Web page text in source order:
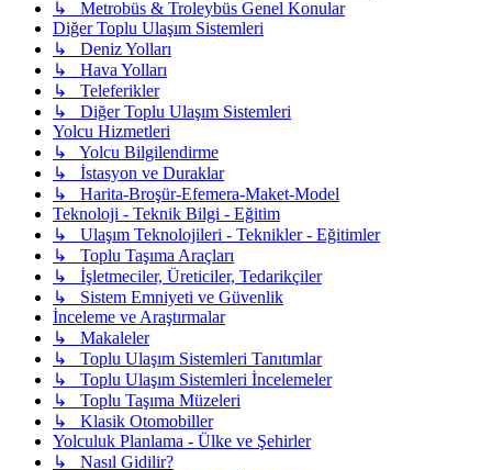
↳ Metrobüs & Troleybüs Genel Konular
Diğer Toplu Ulaşım Sistemleri
↳ Deniz Yolları
↳ Hava Yolları
↳ Teleferikler
↳ Diğer Toplu Ulaşım Sistemleri
Yolcu Hizmetleri
↳ Yolcu Bilgilendirme
↳ İstasyon ve Duraklar
↳ Harita-Broşür-Efemera-Maket-Model
Teknoloji - Teknik Bilgi - Eğitim
↳ Ulaşım Teknolojileri - Teknikler - Eğitimler
↳ Toplu Taşıma Araçları
↳ İşletmeciler, Üreticiler, Tedarikçiler
↳ Sistem Emniyeti ve Güvenlik
İnceleme ve Araştırmalar
↳ Makaleler
↳ Toplu Ulaşım Sistemleri Tanıtımlar
↳ Toplu Ulaşım Sistemleri İncelemeler
↳ Toplu Taşıma Müzeleri
↳ Klasik Otomobiller
Yolculuk Planlama - Ülke ve Şehirler
↳ Nasıl Gidilir?